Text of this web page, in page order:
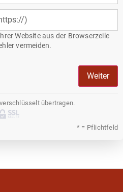
Website aus der Browserzeile
vermeiden.
Weiter
übertragen.
* = Pflichtfeld